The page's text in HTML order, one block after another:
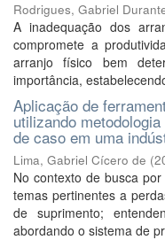
Rodrigues, Gabriel
A inadequação dos
compromete a
arranjo físico bem
importância,
Aplicação de
utilizando
de caso em uma
Lima, Gabriel Cícero de (
No contexto de busca
temas pertinentes a
de suprimento;
abordando o sistema de